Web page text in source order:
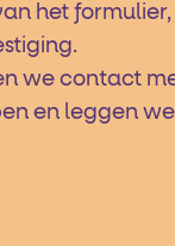
het
we contact
en leggen